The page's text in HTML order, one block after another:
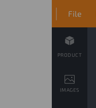
File
PRODUCT
IMAGES